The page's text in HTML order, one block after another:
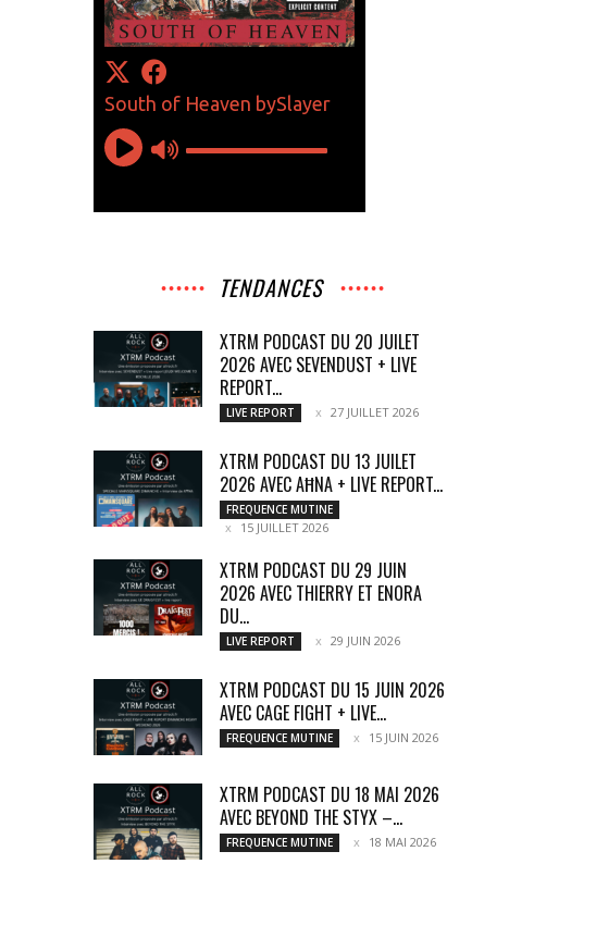
TENDANCES
XTRM PODCAST DU 20 JUILET
2026 AVEC SEVENDUST + LIVE
REPORT...
LIVE REPORT 27 JUILLET 2026
XTRM PODCAST DU 13 JUILET
2026 AVEC AĦNA + LIVE REPORT...
FREQUENCE MUTINE
15 JUILLET 2026
XTRM PODCAST DU 29 JUIN
2026 AVEC THIERRY ET ENORA
DU...
LIVE REPORT 29 JUIN 2026
XTRM PODCAST DU 15 JUIN 2026
AVEC CAGE FIGHT + LIVE...
FREQUENCE MUTINE 15 JUIN 2026
XTRM PODCAST DU 18 MAI 2026
AVEC BEYOND THE STYX –...
FREQUENCE MUTINE 18 MAI 2026